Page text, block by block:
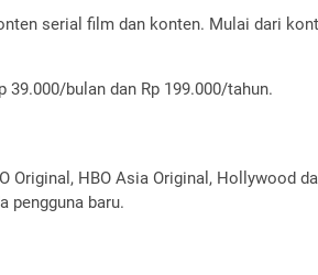
serial film dan konten. Mulai dari
bulan dan Rp 199.000/tahun.
Original, HBO Asia Original, Hollywood
pengguna baru.